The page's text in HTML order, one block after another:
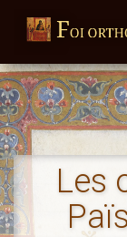
Les